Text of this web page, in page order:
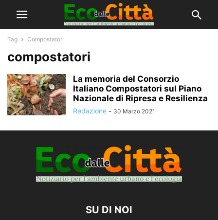
Tag Compostatori
compostatori
La memoria del Consorzio
Italiano Compostatori sul Piano
Nazionale di Ripresa e Resilienza
Redazione - 30 Marzo 2021
SU DI NOI